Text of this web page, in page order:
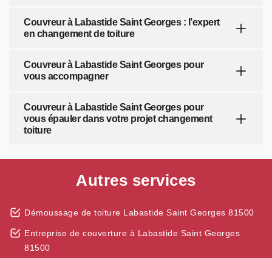
Couvreur à Labastide Saint Georges : l’expert
en changement de toiture
Couvreur à Labastide Saint Georges pour
vous accompagner
Couvreur à Labastide Saint Georges pour
vous épauler dans votre projet changement
toiture
Autres services
Démoussage de toiture Labastide Saint Georges 81500
Entreprise de couverture à Labastide Saint Georges
81500